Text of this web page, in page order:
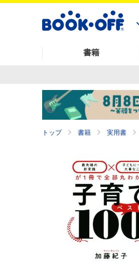
書籍
トップ 書籍 実用書